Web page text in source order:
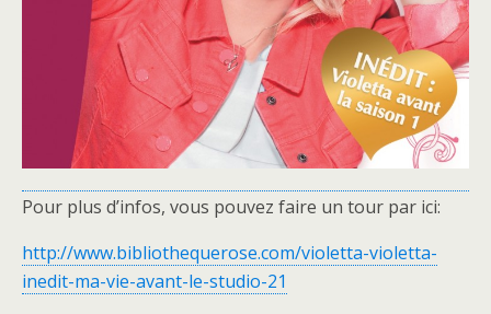
Pour plus d’infos, vous pouvez faire un tour par ici:
http://www.bibliothequerose.com/violetta-violetta-
inedit-ma-vie-avant-le-studio-21